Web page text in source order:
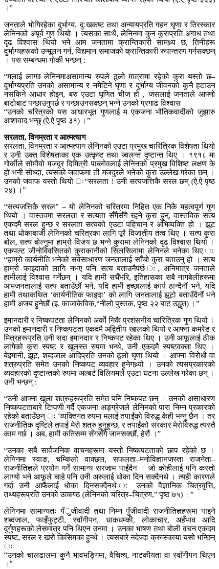
।”
जनताले भोगिरहेका दुर्भाग्य, दुःखकष्ट तथा अन्यायप्रति गहन घृणा र तिरस्कार
लेनिनको अपूर्व गुण थियो । त्यसका साथै, लेनिनमा कुन कुराप्रति अगाध तथा
दृढ विश्वास थियो भने आम जनतामा क्रान्तिकारी सामथ्र्य छ, तिनीहरू
दुर्भाग्यहरूको उन्मूलन गर्न, विद्यमान समाजको क्रान्तिकारी रुपान्तरण गर्नसक्छन्
। यस सम्बन्धमा गोर्की भन्छन् :
“मलाई लाग्छ लेनिनमाअसामान्य रुपले ठूलो मात्रामा रहेको कुरा यस्तो छ–
दुर्भाग्यप्रति उनको असामान्य र नमेटिने घृणा र दुर्भाग्य जीवनको कुनै हटाउन
नसकिने आधार होइन, बरु एउटा घृणित चीज हो , जसलाई जनताले आफ्नो
बाटोबाट पन्छाउनुपर्छ र पन्छाउनसक्छन् भन्ने उनको प्रगाढ विश्वास ।
“उनको चरित्रको यस आधारभूत गुणलाई म एकजना भौतिकवादीको जुझारु
आशावाद भन्छु (ऐ.ऐ पृष्ठ ३१) ।”
सरलता, विनम्रता र आत्मत्याग
सरलता, विनम्रता र आत्मत्याग लेनिनको एउटा प्रमुख चारित्रिक विशेषता थियो
र उनी उक्त विशेषताका एक उत्कृष्ट तथा ज्वलन्त दृष्टान्त थिए । १९१८ मा
गोर्कीले सोमौवो मजदुर दिमित्री पाब्लोवलाई लेनिनको प्रमुख विशिष्ट लक्षण के
हो भनी सोध्दा, त्यसको जवाफमा ती मजदुरले भनेको कुरा उल्लेख गरेका छन् ।
उनको जवाफ यस्तो थियो ः“सरलता ! उनी सत्यजत्तिकै सरल छन् (ऐ.ऐ पृष्ठ
२४) ।”
“सत्यजत्तिकै सरल” – यो लेनिनको चरित्रमा निहित एक निकै महत्वपूर्ण गुण
थियो । वास्तवमा सरलता र सत्यता सँगैसँगै रहने कुरा हुन्, वास्तविक सत्य
एकदमै सरल हुन्छ र सरलता सत्यको एउटा पहिचान र अभिव्यक्ति हो । झूट
तथा धोकाबाजी लेनिनको चरित्रका लागि पूरै विजातीय तत्व थिए । सत्य कुरा
बोल, सत्य बोल्नुमा हाम्रो विजय छ भन्ने कुरामा लेनिनको दृढ विश्वास थियो ।
एकपल्ट जीनोविवसितको कुराकानीको सिलसिलामा लेनिनले भनेका थिए ः
“हाम्रो कार्यनीति भनेको सर्वसाधारण जनतालाई साँचो कुरा बताउनु हो । सत्य
हाम्रो फाइदाको लागि नभए पनि सत्य बताउनैपर्छ ः, अनिमात्र जनताले
हामीलाई विश्वास गर्नेछन् । यदि हामी सधैँभरि, इतिहासका सबै नागबेलीहरूमा
आमजनतालाई सत्य बताउँछौं भने, यदि हामी इच्छालाई कार्य ठान्दैनौं भने, यदि
हामी तथाकथित ‘कार्यनीतिक फाइदा’ को लागि जनतालाई झूटो बताउँदैनौं भने
हामी अजय हुनेछौं (इ. काजाकेविक,“नीलो पुस्तक, पृष्ठ २२ बाट उद्धृत) ।”
इमानदारी र निष्कपटता लेनिनको अर्काे निकै प्रशंसनीय चारित्रिक गुण थियो ।
उनको इमानदारी र निष्कपटता एकदमै अद्वितीय खालको थियो र आफ्ना कमरेड र
मित्रहरूप्रति उनी सदा इमानदार र निष्कपट रहेका थिए । उनी आफूलाई ठीक
लागेको कुरा स्पष्ट र खुलस्त रुपमा भन्थे, उनी एकदमै स्पष्टवक्ता थिए ।
बेइमानी, झूट, शब्दजाल आदिप्रति उनको ठूलो घृणा थियो । आफ्ना विरोधी वा
शत्रुप्रति समेत उनको निष्कपट व्यवहार हुनेगथ्र्यो । उनको त्यसप्रकारको
व्यवहारको दृष्टान्तको रुपमा अल्बर्ट विलियमले एउटा घटना उल्लेख गरेका छन् ।
उनी भन्छन् :
“उनी आफ्ना खुला शत्रुहरूप्रति समेत पनि निष्कपट छन् । उनको असाधारण
निष्कपटताबारे टिप्पणी गर्दै एकजना अङ्ग्रेजले लेनिनको पारा निम्न प्रकारको
रहेको बताउँछन् ः ‘व्यक्तिगत रुपमा मलाई तपाईंको विरुद्ध केही भन्नु छैन । तर
राजनीतिक दृष्टिले तपाईं मेरो शत्रु हुनुहुन्छ, र तपाईंको सरकार मेरोविरुद्ध त्यस्तै
काम गर्छ । अब, हामी कतिसम्म सँगसँगै जानसक्छौं, हेरौं ।”
“उनका सबै सार्वजनिक वाचनहरूमा यस्तो निष्कपटताको छाप रहेको छ ।
लेनिनमा स्वाङ, चम्किलो वाक्छल, सफलता–मनोविज्ञानजस्ता राजनेता–
राजनीतिज्ञले प्रयोग गर्ने सामान्य सरजाम पाईंदैन । जो कोहीलाई पनि कस्तो
लाग्यो भने आफूले चाहे पनि उनी अरुलाई धोका दिन सक्दैनथे । त्यही कारणले
गर्दा उनी आफैंलाई धोका दिनसक्दैनथे ः उनको वैज्ञानिक चित्रवृत्ति,
तथ्यहरूप्रति उनको उत्कण्ठ (लेनिनको चरित्र–चित्रण,” पृष्ठ ७५) ।”
लेनिनमा सामान्यतः पँुजीवादी तथा निम्न पुँजीवादी राजनीतिज्ञहरूमा पाइने
शब्दजाल, फाइँफुट्टी, स्वाँगीपन, धाकधम्की, लोकाचार, अहँभाव आदि
दुर्गुणहरूको लेसमात्र पनि थिएन उनमा । उनका भाषण तथा बोली वचन एकदम
स्पष्ट, सरल र खरो किसिमका हुन्थे । त्यसबारे नदेज्दा क्रुप्स्काया यसो भन्छिन्
ः
“उनको चालढालमा कुनै भावभङ्गिमा, वैचित्य, नाटकीयता वा स्वाँगीपन थिएन
।”